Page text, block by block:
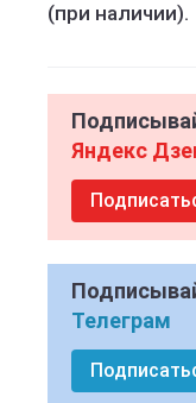
(при наличии).
Яндекс
Телеграм